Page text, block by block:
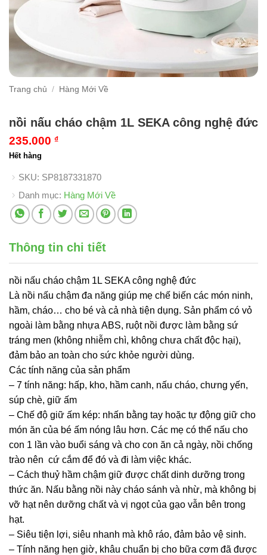
Trang chủ / Hàng Mới Về
nồi nấu cháo chậm 1L SEKA công nghệ đức
235.000 ₫
Hết hàng
SKU: SP8187331870
Danh mục: Hàng Mới Về
Thông tin chi tiết
nồi nấu cháo chậm 1L SEKA công nghệ đức
Là nồi nấu chậm đa năng giúp mẹ chế biến các món ninh,
hầm, cháo… cho bé và cả nhà tiện dụng. Sản phẩm có vỏ
ngoài làm bằng nhựa ABS, ruột nồi được làm bằng sứ
tráng men (không nhiễm chì, không chưa chất độc hại),
đảm bảo an toàn cho sức khỏe người dùng.
Các tính năng của sản phẩm
– 7 tính năng: hấp, kho, hầm canh, nấu cháo, chưng yến,
súp chè, giữ ấm
– Chế độ giữ ấm kép: nhấn bằng tay hoặc tự động giữ cho
món ăn của bé ấm nóng lâu hơn. Các mẹ có thể nấu cho
con 1 lần vào buổi sáng và cho con ăn cả ngày, nồi chống
trào nên cứ cắm để đó và đi làm việc khác.
– Cách thuỷ hầm chậm giữ được chất dinh dưỡng trong
thức ăn. Nấu bằng nồi này cháo sánh và nhừ, mà không bị
vỡ hạt nên dưỡng chất và vị ngọt của gạo vẫn bên trong
hạt.
– Siêu tiện lợi, siêu nhanh mà khô ráo, đảm bảo vệ sinh.
– Tính năng hẹn giờ, khâu chuẩn bị cho bữa cơm đã được